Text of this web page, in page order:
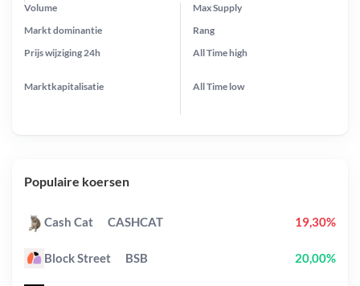
Prijs wijziging 24h
Max Supply
Markt dominantie
Marktkapitalisatie
Volume
Rang
All Timehigh
All Time low
Populaire koersen
Cash Cat CASHCAT 19,30%
Block Street BSB 20,00%